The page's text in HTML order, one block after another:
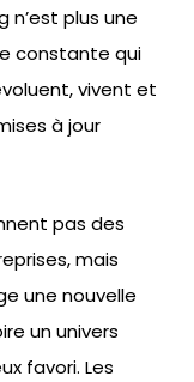
n’est plus une
constante qui
vivent et
à jour
pas des
mais
une nouvelle
un univers
favori. Les